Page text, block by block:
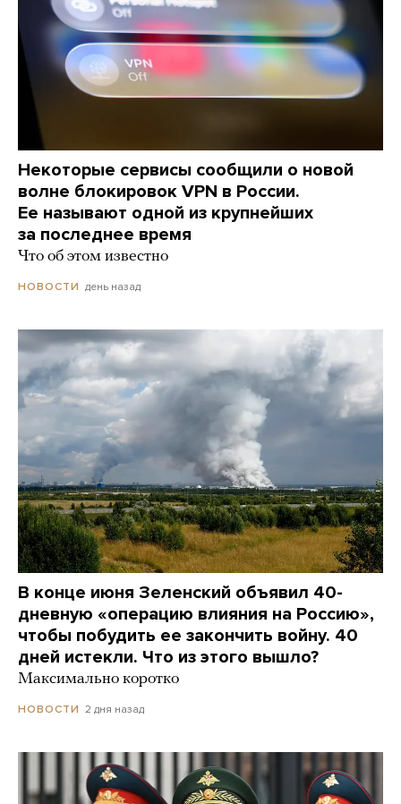
Некоторые сервисы сообщили о новой
волне блокировок VPN в России.
Ее называют одной из крупнейших
за последнее время
Что об этом известно
НОВОСТИ день назад
В конце июня Зеленский объявил 40-
дневную «операцию влияния на Россию»,
чтобы побудить ее закончить войну. 40
дней истекли. Что из этого вышло?
Максимально коротко
НОВОСТИ 2 дня назад